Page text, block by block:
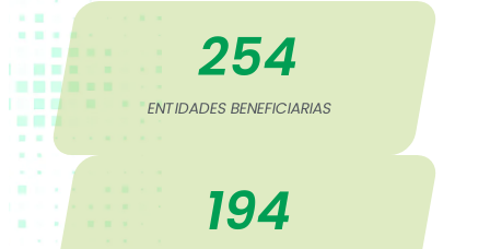
ENTIDADES BENEFICIARIAS
254
194